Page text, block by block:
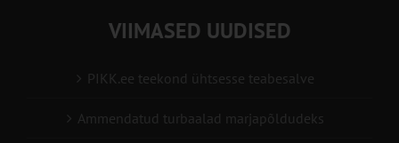
VIIMASED UUDISED
PIKK.ee teekond ühtsesse teabesalve
Ammendatud turbaalad marjapõldudeks